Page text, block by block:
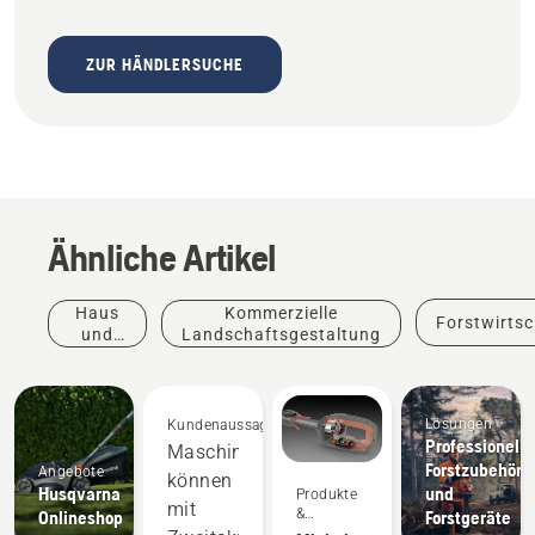
ZUR HÄNDLERSUCHE
Ähnliche Artikel
Haus
und
Kommerzielle
Landschaftsgestaltung
Angebote
Husqvarna
Onlineshop
Kundenaussagen
Maschinen
können
mit
Produkte
&
Lösungen
Forstzubehör
und
Forstgeräte
Produkte
&
Innovationen
Husqvarna-